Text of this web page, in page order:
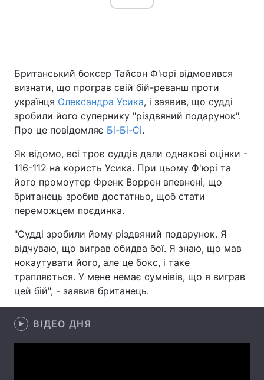
Головна Війна
Україна Політика
Економіка
Спорт Наука
Техно і зв'язок Лайт
Зброя
Здоров'я Туризм
Цікавинки Погода
Екологія Регіони
Лонгріди
Британський боксер Тайсон Ф'юрі відмовився
визнати, що програв свій бій-реванш проти
українця Олександра Усика, і заявив, що судді
зробили його супернику "різдвяний подарунок".
Про це повідомляє Бі-Бі-Сі.
Як відомо, всі троє суддів дали однакові оцінки -
116-112 на користь Усика. При цьому Ф'юрі та
його промоутер Френк Воррен впевнені, що
британець зробив достатньо, щоб стати
переможцем поєдинка.
"Судді зробили йому різдвяний подарунок. Я
відчуваю, що виграв обидва бої. Я знаю, що мав
нокаутувати його, але це бокс, і таке
трапляється. У мене немає сумнівів, що я виграв
цей бій", - заявив британець.
ВІДЕО ДНЯ